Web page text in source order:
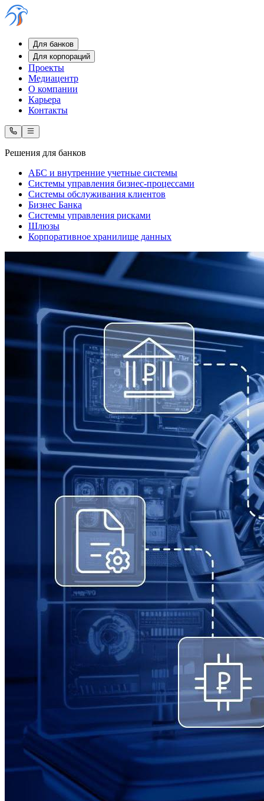
Для банков
Для корпораций
Проекты
Медиацентр
О компании
Карьера
Контакты
Решения для банков
АБС и внутренние учетные системы
Системы управления бизнес-процессами
Системы обслуживания клиентов
Бизнес Банка
Системы управления рисками
Шлюзы
Корпоративное хранилище данных